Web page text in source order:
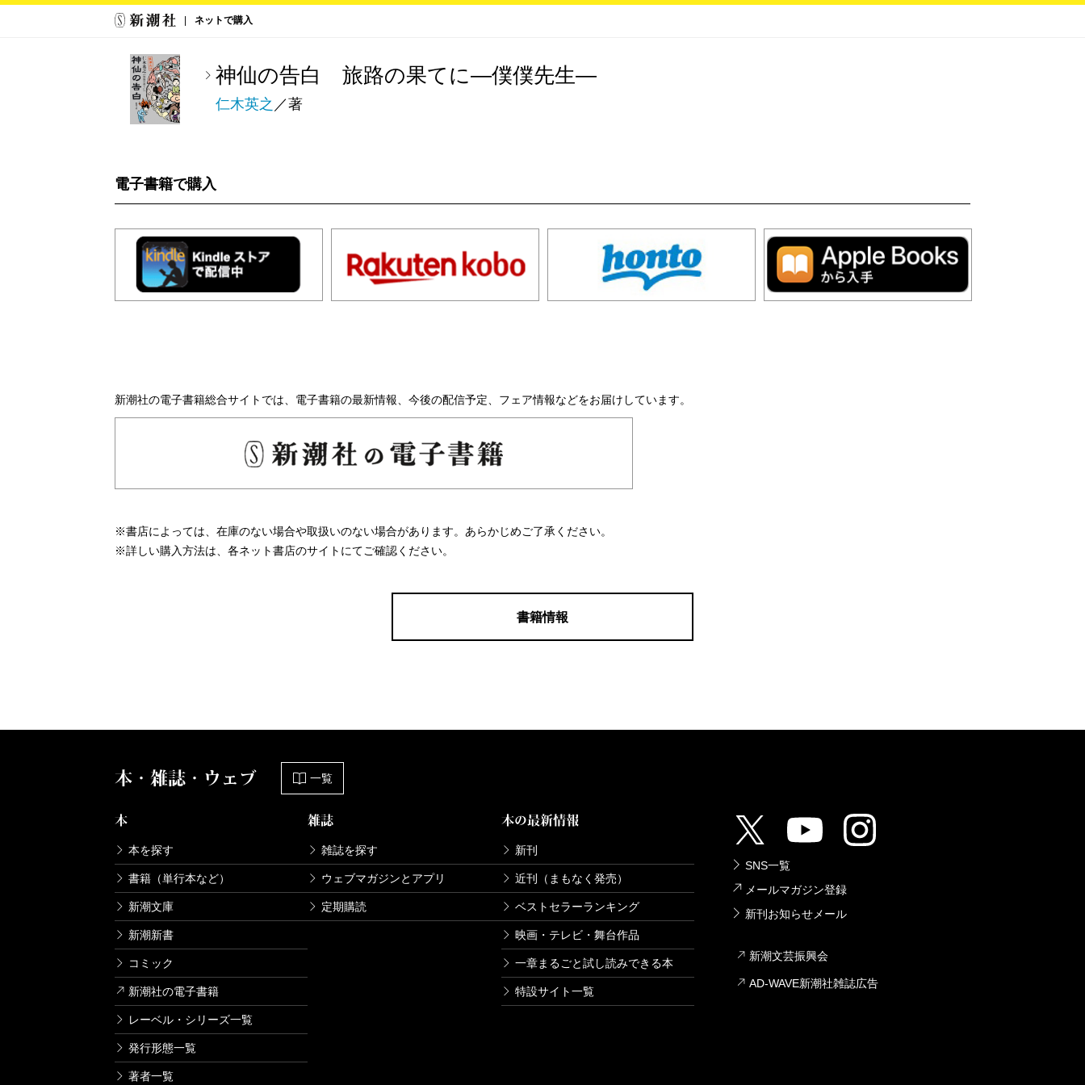
ネットで購入
神仙の告白 旅路の果てに―僕僕先生―
仁木英之 ／著
電子書籍で購入
新潮社の電子書籍総合サイトでは、電子書籍の最新情報、今後の配信予定、フェア情報などをお届けしています。
※書店によっては、在庫のない場合や取扱いのない場合があります。あらかじめご了承ください。
※詳しい購入方法は、各ネット書店のサイトにてご確認ください。
書籍情報
本・雑誌・ウェブ 一覧
本
本を探す
書籍（単行本など）
新潮文庫
新潮新書
コミック
新潮社の電子書籍
レーベル・シリーズ一覧
発行形態一覧
著者一覧
雑誌
雑誌を探す
ウェブマガジンとアプリ
定期購読
本の最新情報
新刊
近刊（まもなく発売）
ベストセラーランキング
映画・テレビ・舞台作品
一章まるごと試し読みできる本
特設サイト一覧
SNS一覧
メールマガジン登録
新刊お知らせメール
新潮文芸振興会
AD-WAVE新潮社雑誌広告